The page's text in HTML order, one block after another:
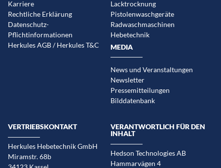
Karriere
Rechtliche Erklärung
Datenschutz-
Pflichtinformationen
Herkules AGB / Herkules T&C
Lacktrocknung
Pistolenwaschgeräte
Radwaschmaschinen
Hebetechnik
MEDIA
News und Veranstaltungen
Newsletter
Pressemitteilungen
Bilddatenbank
VERTRIEBSKONTAKT
Herkules Hebetechnik GmbH
Miramstr. 68b
VERANTWORTLICH FÜR DEN
INHALT
Hedson Technologies AB
Hammarvägen 4